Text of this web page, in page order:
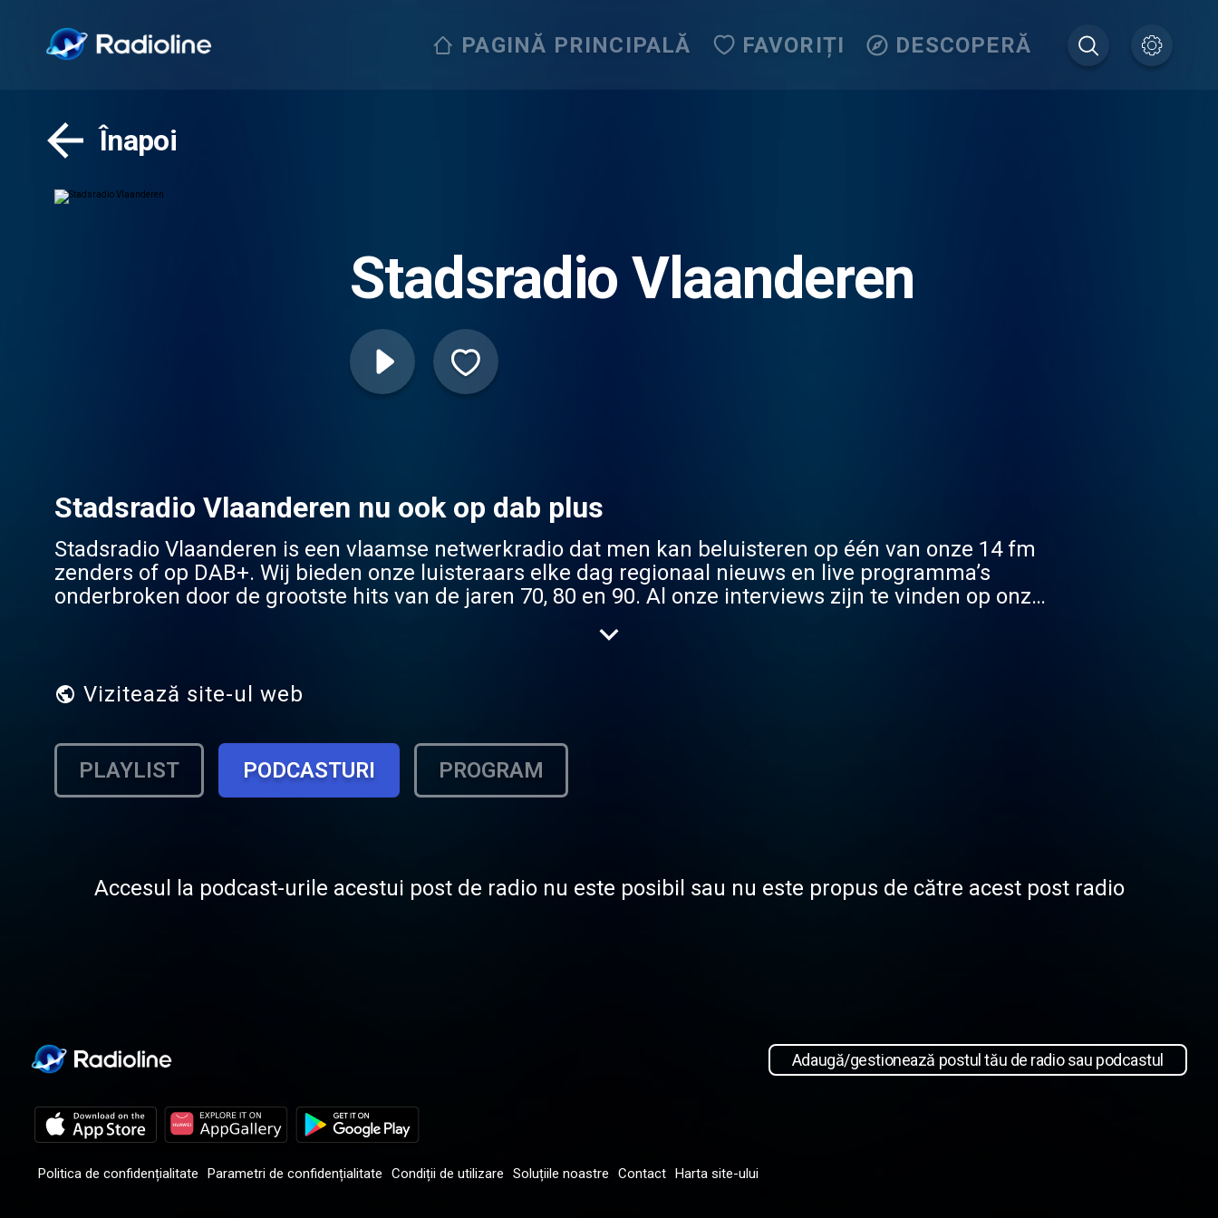
PAGINĂ PRINCIPALĂ FAVORIȚI DESCOPERĂ
Înapoi
Stadsradio Vlaanderen
Stadsradio Vlaanderen nu ook op dab plus
Stadsradio Vlaanderen is een vlaamse netwerkradio dat men kan beluisteren op één van onze 14 fm
zenders of op DAB+. Wij bieden onze luisteraars elke dag regionaal nieuws en live programma’s
onderbroken door de grootste hits van de jaren 70, 80 en 90. Al onze interviews zijn te vinden op onze
Vizitează site-ul web
PLAYLIST PODCASTURI PROGRAM
Accesul la podcast-urile acestui post de radio nu este posibil sau nu este propus de către acest post radio
Adaugă/gestionează postul tău de radio sau podcastul
Politica de confidențialitate Parametri de confidențialitate Condiții de utilizare Soluțiile noastre Contact Harta site-ului